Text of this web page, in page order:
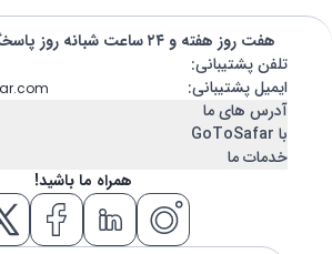
هفت روز هفته و ۲۴ ساعت شبانه روز پاسخگوی شما هستیم.
تلفن پشتیبانی:
ایمیل پشتیبانی:
آدرس های ما
تهران، ایران
میرداماد, خیابان شاه نظری, خیابان ابن سینا پلاک 7
خیابان امام - مجتمع تجاری عتیق - بلوک A - طبقه دوم واحد 12
با GoToSafar
درباره ما
سوالات
خدمات ما
کشتی کروز
اقامتگاه
بلیط هواپیما
همراه ما باشید!